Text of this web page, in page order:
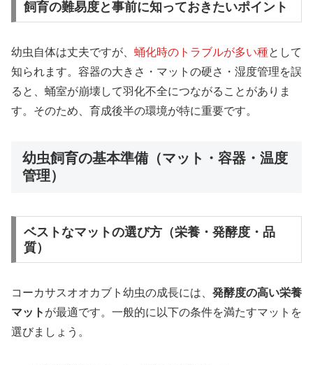
飼育の難易度と事前に知っておきたいポイント
幼虫自体は丈夫ですが、 蛹化時のトラブルが多い種として
知られます。容器の大きさ・マットの硬さ・湿度管理を誤
ると、蛹室が崩壊して羽化不全につながることがありま
す。そのため、育成後半の環境が特に重要です。
幼虫飼育の基本準備（マット・容器・温度
管理）
ベストなマットの選び方（栄養・発酵度・品
質）
コーカサスオオカブト幼虫の成長には、 発酵度の高い栄養
マット が最適です。一般的に以下の条件を満たすマットを
選びましょう。